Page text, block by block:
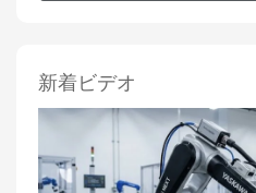
新着ビデオ